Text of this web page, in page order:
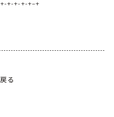
+-+-+-+–+
戻る